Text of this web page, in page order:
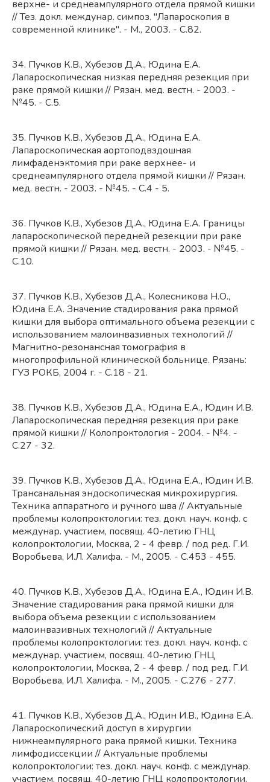
верхне- и среднеампулярного отдела прямой кишки
// Тез. докл. междунар. симпоз. "Лапароскопия в
современной клинике". - М., 2003. - С.82.
34. Пучков К.В., Хубезов Д.А., Юдина Е.А.
Лапароскопическая низкая передняя резекция при
раке прямой кишки // Рязан. мед. вестн. - 2003. -
№45. - С.5.
35. Пучков К.В., Хубезов Д.А., Юдина Е.А.
Лапароскопическая аортоподвздошная
лимфаденэктомия при раке верхнее- и
среднеампулярного отдела прямой кишки // Рязан.
мед. вестн. - 2003. - №45. - С.4 - 5.
36. Пучков К.В., Хубезов Д.А., Юдина Е.А. Границы
лапароскопической передней резекции при раке
прямой кишки // Рязан. мед. вестн. - 2003. - №45. -
С.10.
37. Пучков К.В., Хубезов Д.А., Колесникова Н.О.,
Юдина Е.А. Значение стадирования рака прямой
кишки для выбора оптимального объема резекции с
использованием малоинвазивных технологий //
Магнитно-резонансная томография в
многопрофильной клинической больнице. Рязань:
ГУЗ РОКБ, 2004 г. - С.18 - 21.
38. Пучков К.В., Хубезов Д.А., Юдина Е.А., Юдин И.В.
Лапароскопическая передняя резекция при раке
прямой кишки // Колопроктология - 2004. - №4. -
С.27 - 32.
39. Пучков К.В., Хубезов Д.А., Юдина Е.А., Юдин И.В.
Трансанальная эндоскопическая микрохирургия.
Техника аппаратного и ручного шва // Актуальные
проблемы колопроктологии: тез. докл. науч. конф. с
междунар. участием, посвящ. 40-летию ГНЦ
колопроктологии, Москва, 2 - 4 февр. / под ред. Г.И.
Воробьева, И.Л. Халифа. - М., 2005. - С.453 - 455.
40. Пучков К.В., Хубезов Д.А., Юдина Е.А., Юдин И.В.
Значение стадирования рака прямой кишки для
выбора объема резекции с использованием
малоинвазивных технологий // Актуальные
проблемы колопроктологии: тез. докл. науч. конф. с
междунар. участием, посвящ. 40-летию ГНЦ
колопроктологии, Москва, 2 - 4 февр. / под ред. Г.И.
Воробьева, И.Л. Халифа. - М., 2005. - С.276 - 277.
41. Пучков К.В., Хубезов Д.А., Юдин И.В., Юдина Е.А.
Лапароскопический доступ в хирургии
нижнеампулярного рака прямой кишки. Техника
лимфодиссекции // Актуальные проблемы
колопроктологии: тез. докл. науч. конф. с междунар.
участием, посвящ. 40-летию ГНЦ колопроктологии,